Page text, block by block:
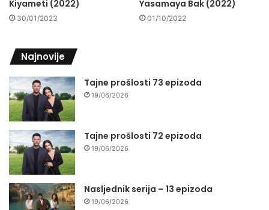
Kiyameti (2022)
30/01/2023
Yasamaya Bak (2022)
01/10/2022
Najnovije
Tajne prošlosti 73 epizoda
19/06/2026
Tajne prošlosti 72 epizoda
19/06/2026
Nasljednik serija – 13 epizoda
19/06/2026